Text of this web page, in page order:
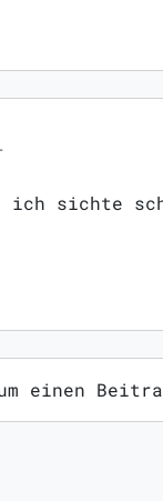
sichte
einen